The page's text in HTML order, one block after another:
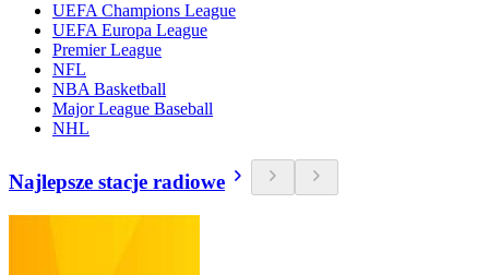
UEFA Champions League
UEFA Europa League
Premier League
NFL
NBA Basketball
Major League Baseball
NHL
Najlepsze stacje radiowe